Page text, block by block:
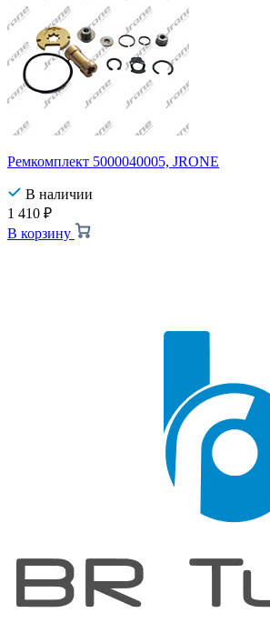
Ремкомплект 5000040005, JRONE
В наличии
1 410 ₽
В корзину